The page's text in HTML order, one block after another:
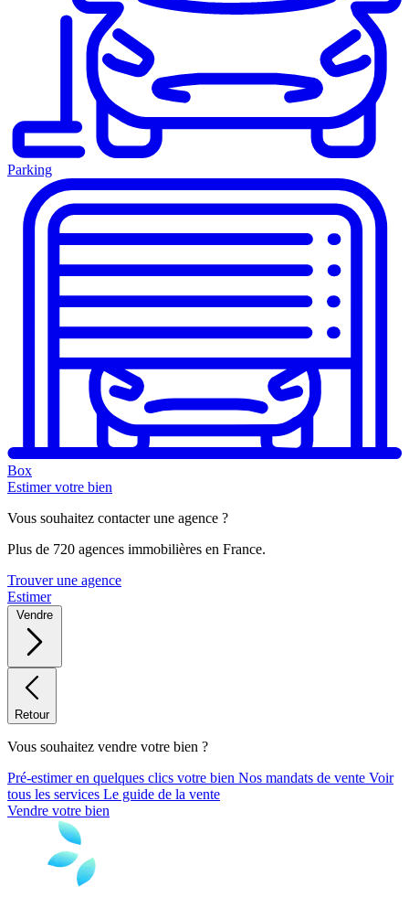
Parking
Box
Estimer votre bien
Vous souhaitez contacter une agence ?
Plus de 720 agences immobilières en France.
Trouver une agence
Estimer
Vendre
Retour
Vous souhaitez vendre votre bien ?
Pré-estimer en quelques clics votre bien Nos mandats de vente Voir
tous les services Le guide de la vente
Vendre votre bien